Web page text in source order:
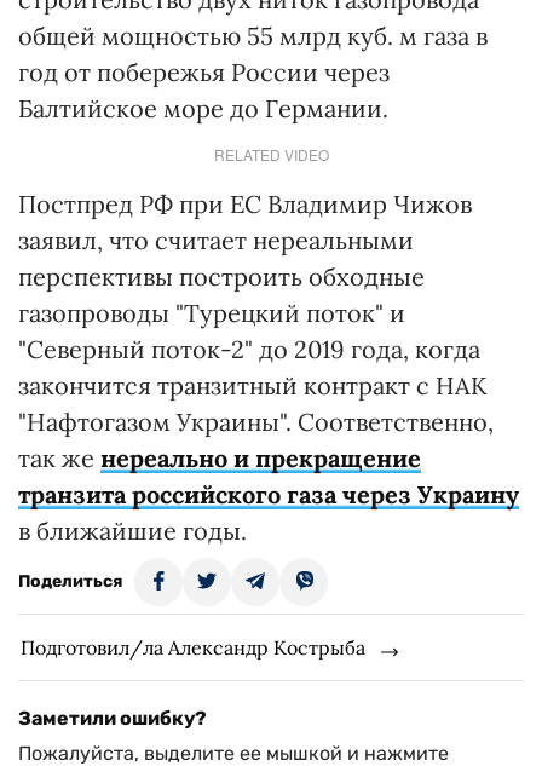
общей мощностью 55 млрд куб. м газа в
год от побережья России через
Балтийское море до Германии.
RELATED VIDEO
Постпред РФ при ЕС Владимир Чижов
заявил, что считает нереальными
перспективы построить обходные
газопроводы "Турецкий поток" и
"Северный поток-2" до 2019 года, когда
закончится транзитный контракт с НАК
"Нафтогазом Украины". Соответственно,
так же нереально и прекращение
транзита российского газа через Украину
в ближайшие годы.
Поделиться
Подготовил/ла Александр Кострыба
Заметили ошибку?
Пожалуйста, выделите ее мышкой и нажмите